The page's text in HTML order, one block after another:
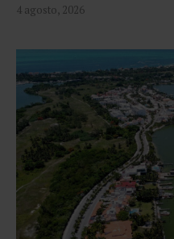
4 agosto, 2026